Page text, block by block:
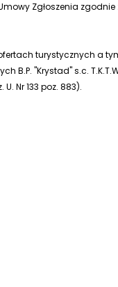
Zgłoszenia
turystycznych a
"Krystad" s.c.
Nr 133 poz. 883).